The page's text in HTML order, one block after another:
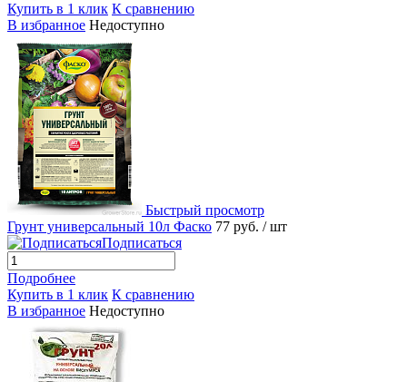
Купить в 1 клик К сравнению
В избранное Недоступно
Быстрый просмотр
Грунт универсальный 10л Фаско 77 руб. / шт
Подписаться
Подробнее
Купить в 1 клик К сравнению
В избранное Недоступно